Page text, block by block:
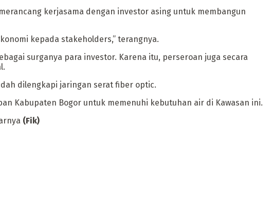
kerjasama dengan investor asing untuk membangun
kepada stakeholders,” terangnya.
surganya para investor. Karena itu, perseroan juga secara
dilengkapi jaringan serat fiber optic.
Kabupaten Bogor untuk memenuhi kebutuhan air di Kawasan ini.
(Fik)